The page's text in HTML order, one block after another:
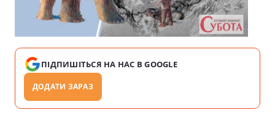
ПІДПИШІТЬСЯ НА НАС В GOOGLE
ДОДАТИ ЗАРАЗ